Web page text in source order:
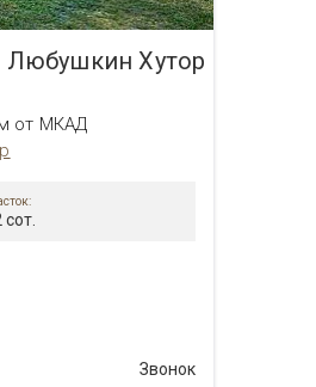
Любушкин Хутор
от МКАД
сот.
Звонок